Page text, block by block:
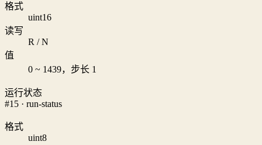
格式
uint16
读写
R / N
值
0 ~ 1439，步长 1
运行状态
#15 · run-status
格式
uint8